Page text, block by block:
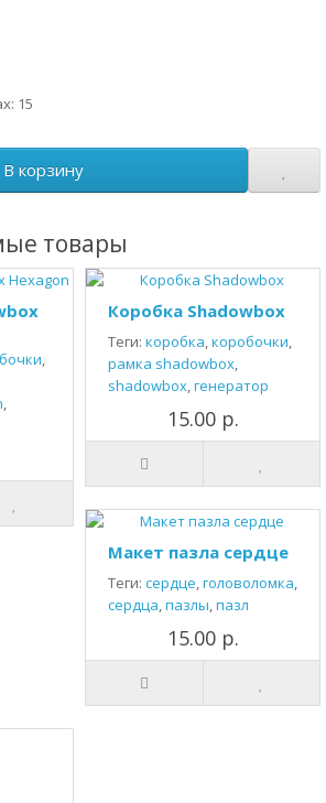
15
В корзину
товары
,
,
Коробка Shadowbox
Теги: коробка,коробочки,
рамка shadowbox,
shadowbox,генератор
15.00 р.
Макет пазла сердце
Теги: сердце,головоломка,
сердца,пазлы,пазл
15.00 р.